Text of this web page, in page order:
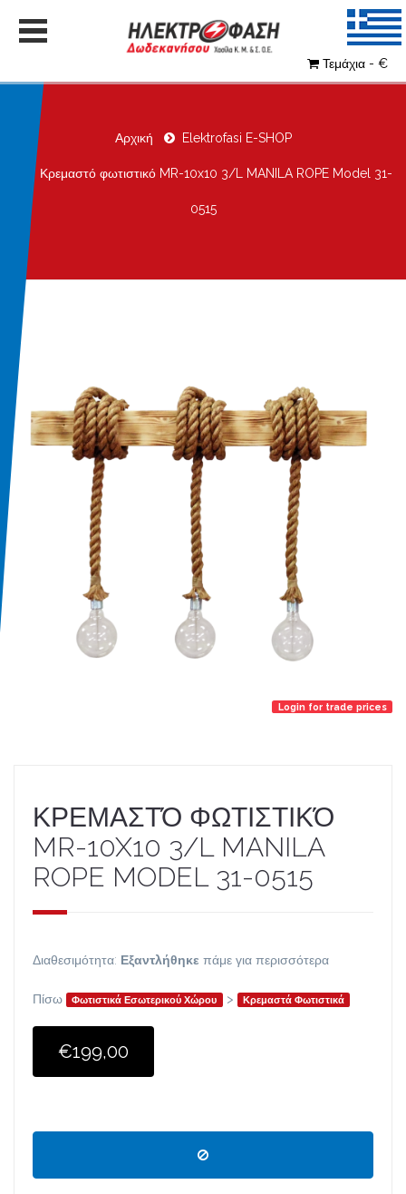
Τεμάχια - €
Αρχική Elektrofasi E-SHOP
Κρεμαστό φωτιστικό MR-10x10 3/L MANILA ROPE Model 31-
0515
Login for trade prices
ΚΡΕΜΑΣΤΌ ΦΩΤΙΣΤΙΚΌ
MR-10X10 3/L MANILA
ROPE MODEL 31-0515
Διαθεσιμότητα: Εξαντλήθηκε πάμε για περισσότερα
Πίσω Φωτιστικά Εσωτερικού Χώρου > Κρεμαστά Φωτιστικά
€199,00